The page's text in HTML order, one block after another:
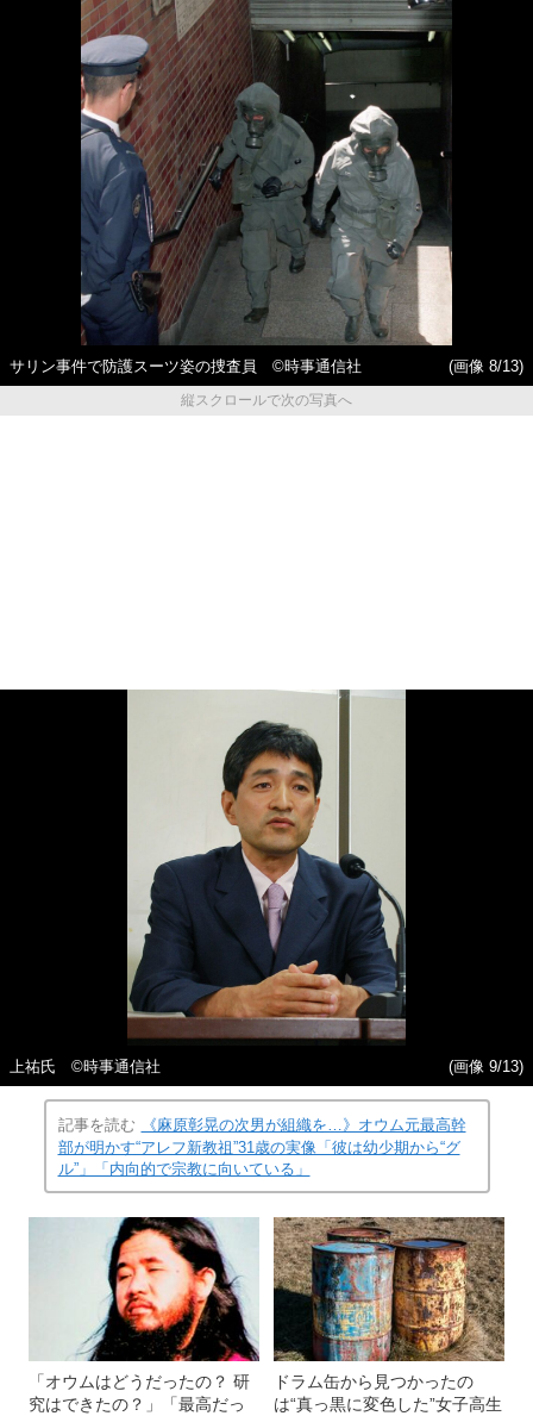
サリン事件で防護スーツ姿の捜査員 ©時事通信社
(画像 8/13)
縦スクロールで次の写真へ
上祐氏 ©時事通信社 (画像 9/13)
記事を読む
《麻原彰晃の次男が組織を…》オウム元最高幹
部が明かす“アレフ新教祖”31歳の実像「彼は幼少期から“グ
ル”」「内向的で宗教に向いている」
「オウムはどうだったの？ 研
究はできたの？」「最高だっ
ドラム缶から見つかったの
は“真っ黒に変色した”女子高生